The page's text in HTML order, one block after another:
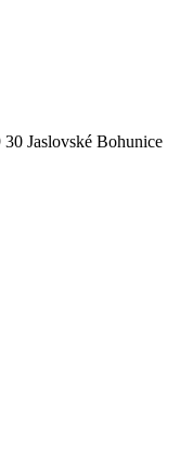
Jaslovské Bohunice